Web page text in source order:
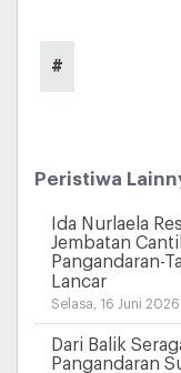
#
Peristiwa
Ida Nurlaela
Jembatan
Pangandaran-
Lancar
Selasa, 16 Juni 2026
Dari Balik
Pangandaran